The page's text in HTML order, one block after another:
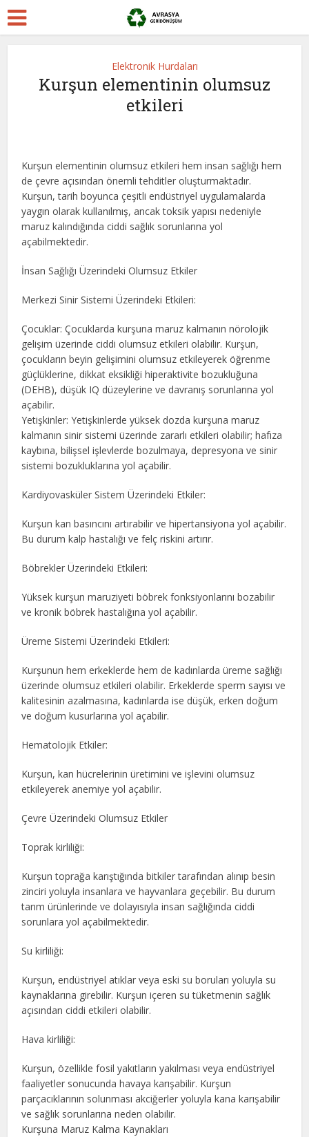
Elektronik Hurdaları
Kurşun elementinin olumsuz
etkileri
Kurşun elementinin olumsuz etkileri hem insan sağlığı hem
de çevre açısından önemli tehditler oluşturmaktadır.
Kurşun, tarih boyunca çeşitli endüstriyel uygulamalarda
yaygın olarak kullanılmış, ancak toksik yapısı nedeniyle
maruz kalındığında ciddi sağlık sorunlarına yol
açabilmektedir.
İnsan Sağlığı Üzerindeki Olumsuz Etkiler
Merkezi Sinir Sistemi Üzerindeki Etkileri:
Çocuklar: Çocuklarda kurşuna maruz kalmanın nörolojik
gelişim üzerinde ciddi olumsuz etkileri olabilir. Kurşun,
çocukların beyin gelişimini olumsuz etkileyerek öğrenme
güçlüklerine, dikkat eksikliği hiperaktivite bozukluğuna
(DEHB), düşük IQ düzeylerine ve davranış sorunlarına yol
açabilir.
Yetişkinler: Yetişkinlerde yüksek dozda kurşuna maruz
kalmanın sinir sistemi üzerinde zararlı etkileri olabilir; hafıza
kaybına, bilişsel işlevlerde bozulmaya, depresyona ve sinir
sistemi bozukluklarına yol açabilir.
Kardiyovasküler Sistem Üzerindeki Etkiler:
Kurşun kan basıncını artırabilir ve hipertansiyona yol açabilir.
Bu durum kalp hastalığı ve felç riskini artırır.
Böbrekler Üzerindeki Etkileri:
Yüksek kurşun maruziyeti böbrek fonksiyonlarını bozabilir
ve kronik böbrek hastalığına yol açabilir.
Üreme Sistemi Üzerindeki Etkileri:
Kurşunun hem erkeklerde hem de kadınlarda üreme sağlığı
üzerinde olumsuz etkileri olabilir. Erkeklerde sperm sayısı ve
kalitesinin azalmasına, kadınlarda ise düşük, erken doğum
ve doğum kusurlarına yol açabilir.
Hematolojik Etkiler:
Kurşun, kan hücrelerinin üretimini ve işlevini olumsuz
etkileyerek anemiye yol açabilir.
Çevre Üzerindeki Olumsuz Etkiler
Toprak kirliliği:
Kurşun toprağa karıştığında bitkiler tarafından alınıp besin
zinciri yoluyla insanlara ve hayvanlara geçebilir. Bu durum
tarım ürünlerinde ve dolayısıyla insan sağlığında ciddi
sorunlara yol açabilmektedir.
Su kirliliği:
Kurşun, endüstriyel atıklar veya eski su boruları yoluyla su
kaynaklarına girebilir. Kurşun içeren su tüketmenin sağlık
açısından ciddi etkileri olabilir.
Hava kirliliği:
Kurşun, özellikle fosil yakıtların yakılması veya endüstriyel
faaliyetler sonucunda havaya karışabilir. Kurşun
parçacıklarının solunması akciğerler yoluyla kana karışabilir
ve sağlık sorunlarına neden olabilir.
Kurşuna Maruz Kalma Kaynakları